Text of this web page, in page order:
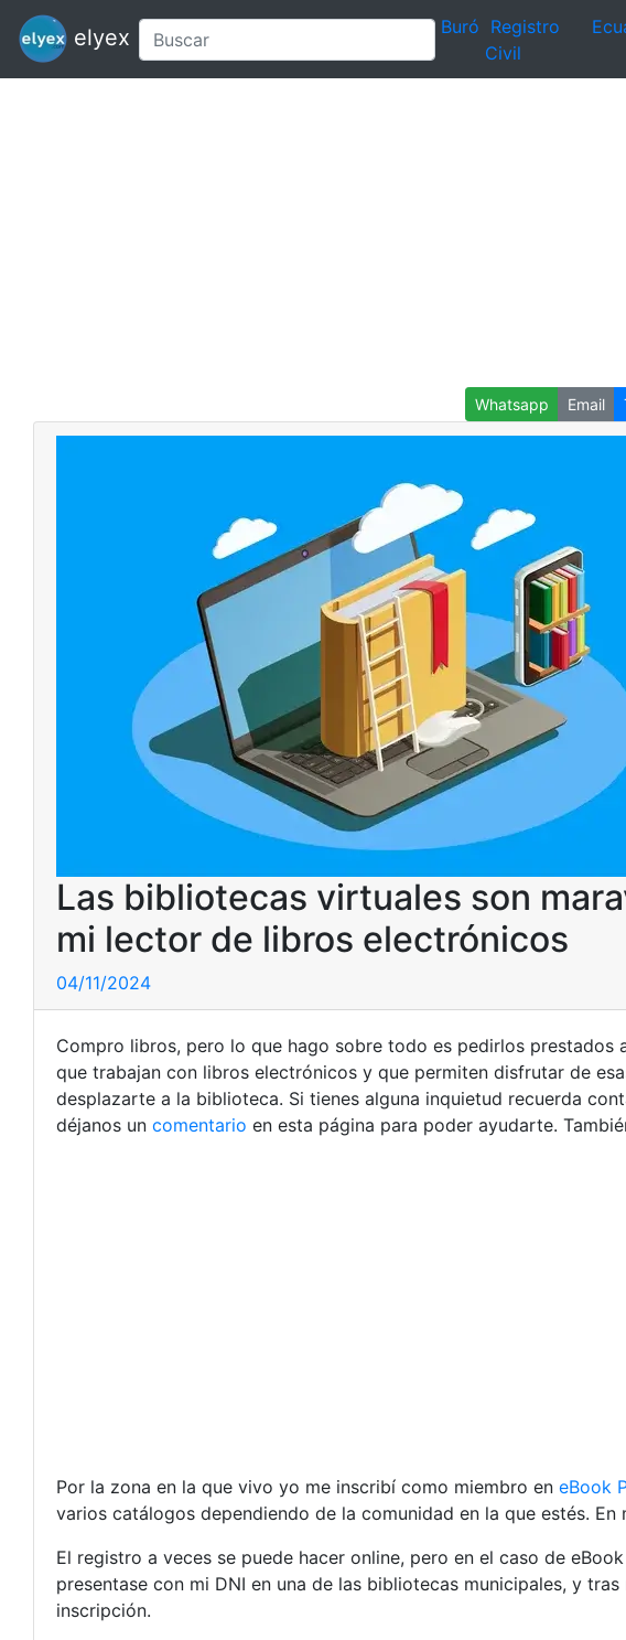
elyex Buró Registro
Civil
Whatsapp Email
Las bibliotecas virtuales son
mi lector de libros electrónicos
04/11/2024
Compro libros, pero lo que hago sobre todo es pedirlos
que trabajan con libros electrónicos y que permiten disfrutar de
desplazarte a la biblioteca. Si tienes alguna inquietud recuerda
déjanos un comentario en esta página para poder ayudarte.
Por la zona en la que vivo yo me inscribí como miembro en eBook
varios catálogos dependiendo de la comunidad en la que estés. En
El registro a veces se puede hacer online, pero en el caso de
presentase con mi DNI en una de las bibliotecas municipales, y
inscripción.